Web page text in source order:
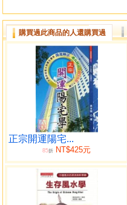
˙有巢氏的風水觀
˙燧人氏的風水觀
˙伏羲氏的風水觀
˙神農氏的風水觀
˙黃帝的風水觀
˙堯舜的風水觀
˙商朝的風水觀
˙周朝的風水觀
˙漢朝的風水觀
˙唐朝的風水觀
˙宋朝以後的風水觀
第二章 風水與健康
購買過此商品的人還購買過
正宗開運陽宅...
85折 NT$425元